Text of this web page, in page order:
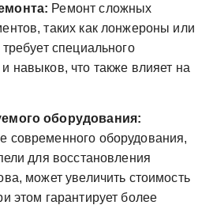
Ремонт сложных
таких как лонжероны или
требует специального
навыков, что также влияет на
оборудования:
современного оборудования,
для восстановления
может увеличить стоимость
этом гарантирует более